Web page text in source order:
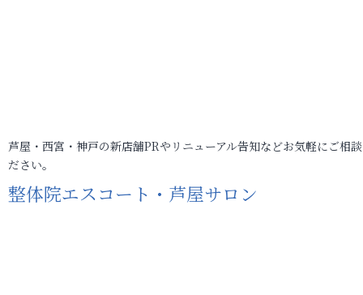
芦屋・西宮・神戸の新店舗PRやリニューアル告知などお気軽にご相
ださい。
整体院エスコート・芦屋サロン